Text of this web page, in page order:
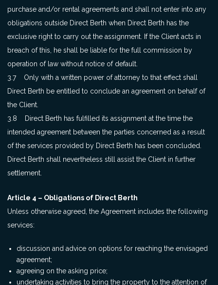
purchase and/or rental agreements and shall not enter into any
obligations outside Direct Berth when Direct Berth has the
exclusive right to carry out the assignment. If the Client acts in
breach of this, he shall be liable for the full commission by
operation of law without notice of default.
3.7 Only with a written power of attorney to that effect shall
Direct Berth be entitled to conclude an agreement on behalf of
the Client.
3.8 Direct Berth has fulfilled its assignment at the time the
intended agreement between the parties concerned as a result
of the services provided by Direct Berth has been concluded.
Direct Berth shall nevertheless still assist the Client in further
settlement.
Article 4 – Obligations of Direct Berth
Unless otherwise agreed, the Agreement includes the following
services:
discussion and advice on options for reaching the envisaged
agreement;
agreeing on the asking price;
undertaking activities to bring the property to the attention of